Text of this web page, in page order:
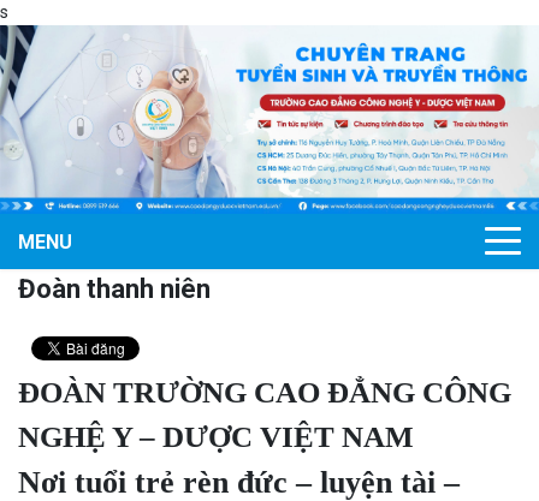
s
MENU
Đoàn thanh niên
ĐOÀN TRƯỜNG CAO ĐẲNG CÔNG
NGHỆ Y – DƯỢC VIỆT NAM
Nơi tuổi trẻ rèn đức – luyện tài –